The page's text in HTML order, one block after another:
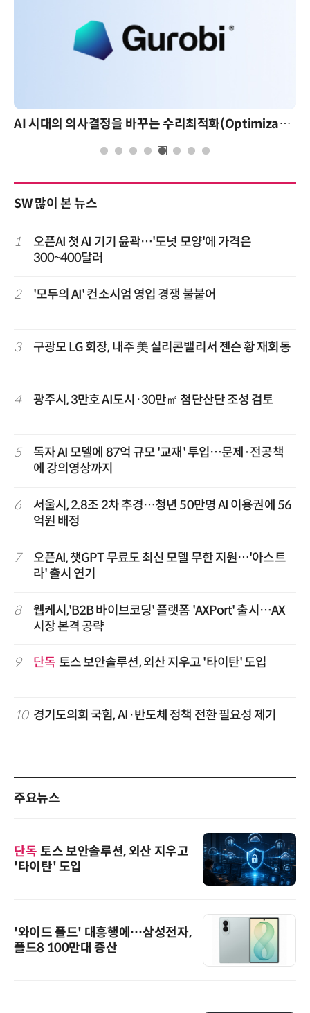
AI 시대의 의사결정을 바꾸는 수리최적화(Optimization): 실제 산업 적용 사례와 활용 전략
SW 많이 본 뉴스
1
오픈AI 첫 AI 기기 윤곽…'도넛 모양'에 가격은
300~400달러
2 '모두의 AI' 컨소시엄 영입 경쟁 불붙어
3 구광모 LG 회장, 내주 美 실리콘밸리서 젠슨 황 재회동
4 광주시, 3만호 AI도시·30만㎡ 첨단산단 조성 검토
5
독자 AI 모델에 87억 규모 '교재' 투입…문제·전공책
에 강의영상까지
6
서울시, 2.8조 2차 추경…청년 50만명 AI 이용권에 56
억원 배정
7
오픈AI, 챗GPT 무료도 최신 모델 무한 지원…'아스트
라' 출시 연기
8
웹케시,'B2B 바이브코딩' 플랫폼 'AXPort' 출시…AX
시장 본격 공략
9 단독 토스 보안솔루션, 외산 지우고 '타이탄' 도입
10 경기도의회 국힘, AI·반도체 정책 전환 필요성 제기
주요뉴스
단독 토스 보안솔루션, 외산 지우고
'타이탄' 도입
'와이드 폴드' 대흥행에…삼성전자,
폴드8 100만대 증산